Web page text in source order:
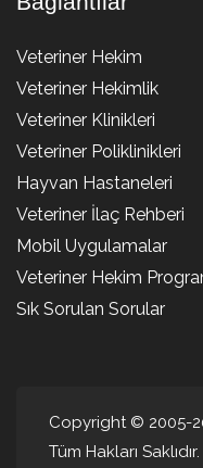
Veteriner Hekim
Veteriner Hekimlik
Veteriner Klinikleri
Veteriner Poliklinikleri
Hayvan Hastaneleri
Veteriner İlaç Rehberi
Mobil Uygulamalar
Veteriner Hekim
Sık Sorulan Sorular
Copyright © 2005-
Tüm Hakları Saklıdır.